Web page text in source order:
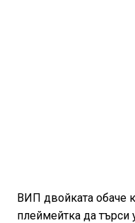
ВИП двойката обаче
плеймейтка да търси